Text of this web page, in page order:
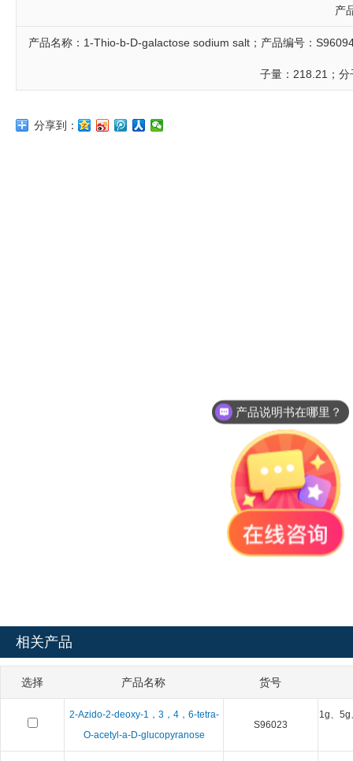
产
产品名称：1-Thio-b-D-galactose sodium salt；产品编号：
子量：218.21；
分享到：
相关产品
选择 产品名称 货号
2-Azido-2-deoxy-1，3，4，6-tetra-
O-acetyl-a-D-glucopyranose
S96023
1g、
产品说明书在哪里？
如何下单？